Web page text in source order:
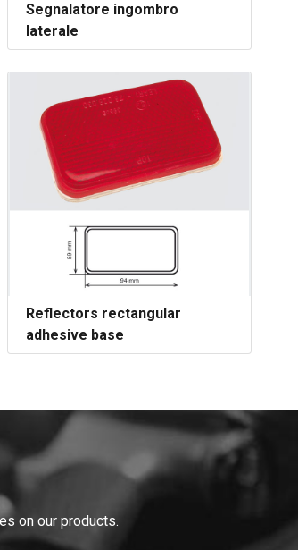
Segnalatore ingombro
laterale
Reflectors rectangular
adhesive base
on our products.